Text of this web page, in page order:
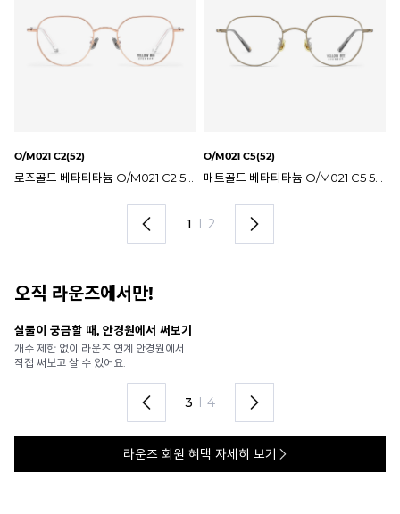
O/M021 C3(52)
건메탈 베타티타늄 O/M021 C3 52mm 옐로우비 안경테
O/M021 C1(52)
실버 베타티타늄 O/M021 C1 52mm 옐로우비 안경테
2 I 2
오직 라운즈에서만!
안경 렌즈 맞춤까지 한 번에
가까운 안경원으로 배송받아
렌즈 맞춤부터 피팅까지 편하게!
4 I 4
라운즈 회원 혜택 자세히 보기